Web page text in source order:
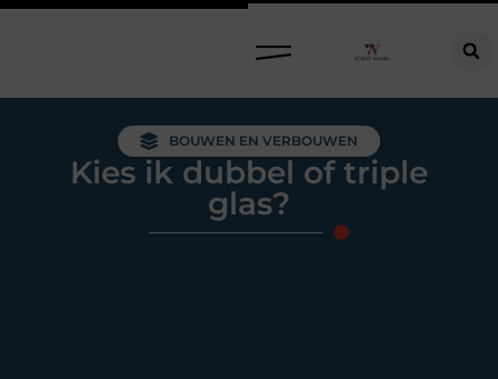
BOUWEN EN VERBOUWEN
Kies ik dubbel of triple
glas?